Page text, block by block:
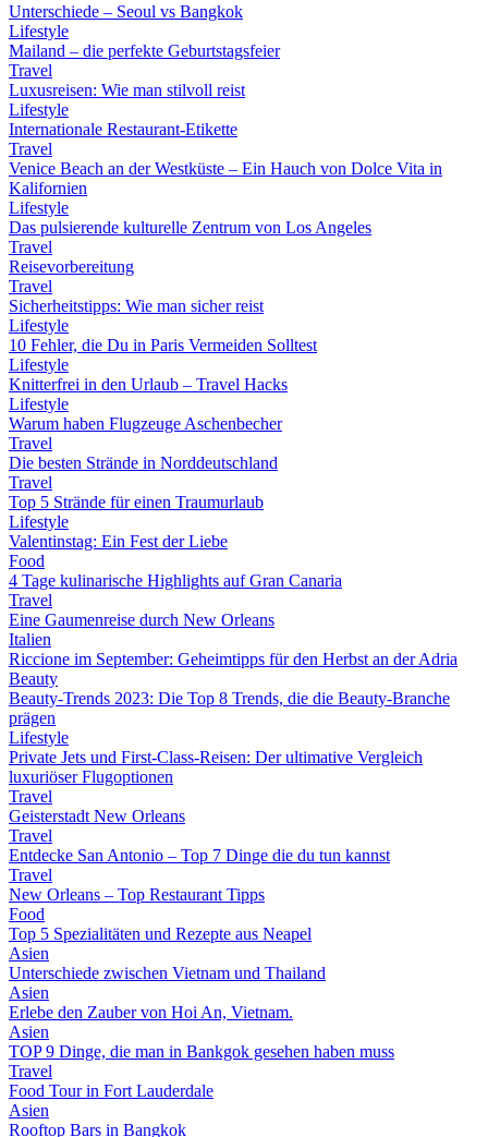
Unterschiede – Seoul vs Bangkok
Lifestyle
Mailand – die perfekte Geburtstagsfeier
Travel
Luxusreisen: Wie man stilvoll reist
Lifestyle
Internationale Restaurant-Etikette
Travel
Venice Beach an der Westküste – Ein Hauch von Dolce Vita in
Kalifornien
Lifestyle
Das pulsierende kulturelle Zentrum von Los Angeles
Travel
Reisevorbereitung
Travel
Sicherheitstipps: Wie man sicher reist
Lifestyle
10 Fehler, die Du in Paris Vermeiden Solltest
Lifestyle
Knitterfrei in den Urlaub – Travel Hacks
Lifestyle
Warum haben Flugzeuge Aschenbecher
Travel
Die besten Strände in Norddeutschland
Travel
Top 5 Strände für einen Traumurlaub
Lifestyle
Valentinstag: Ein Fest der Liebe
Food
4 Tage kulinarische Highlights auf Gran Canaria
Travel
Eine Gaumenreise durch New Orleans
Italien
Riccione im September: Geheimtipps für den Herbst an der Adria
Beauty
Beauty-Trends 2023: Die Top 8 Trends, die die Beauty-Branche
prägen
Lifestyle
Private Jets und First-Class-Reisen: Der ultimative Vergleich
luxuriöser Flugoptionen
Travel
Geisterstadt New Orleans
Travel
Entdecke San Antonio – Top 7 Dinge die du tun kannst
Travel
New Orleans – Top Restaurant Tipps
Food
Top 5 Spezialitäten und Rezepte aus Neapel
Asien
Unterschiede zwischen Vietnam und Thailand
Asien
Erlebe den Zauber von Hoi An, Vietnam.
Asien
TOP 9 Dinge, die man in Bankgok gesehen haben muss
Travel
Food Tour in Fort Lauderdale
Asien
Rooftop Bars in Bangkok